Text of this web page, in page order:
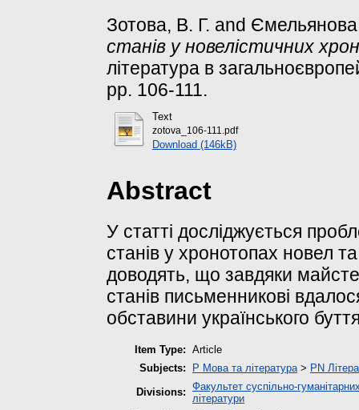
Зотова, В. Г. and
станів у новелістичних
література в
pp. 106-111.
Text
zotova_106-111.pdf
Download (146kB)
Abstract
У статті досліджується
станів у хронотопах новел
доводять, що завдяки
станів письменникові
обставини українського
Item Type: Article
Subjects:
P Мова та література> PN
Divisions: Факультет суспільно-
літератури